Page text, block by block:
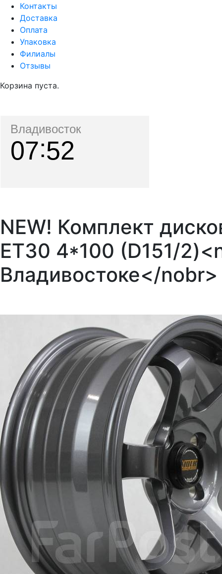
Контакты
Доставка
Оплата
Упаковка
Филиалы
Отзывы
Корзина пуста.
Владивосток
07 52
NEW! Комплект
ET30 4*100 (D151/
Владивостоке</nobr>